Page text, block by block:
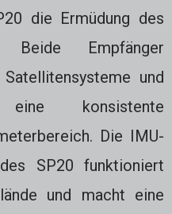
die Ermüdung des
Beide Empfänger
und
konsistente
Die IMU-
SP20 funktioniert
und macht eine